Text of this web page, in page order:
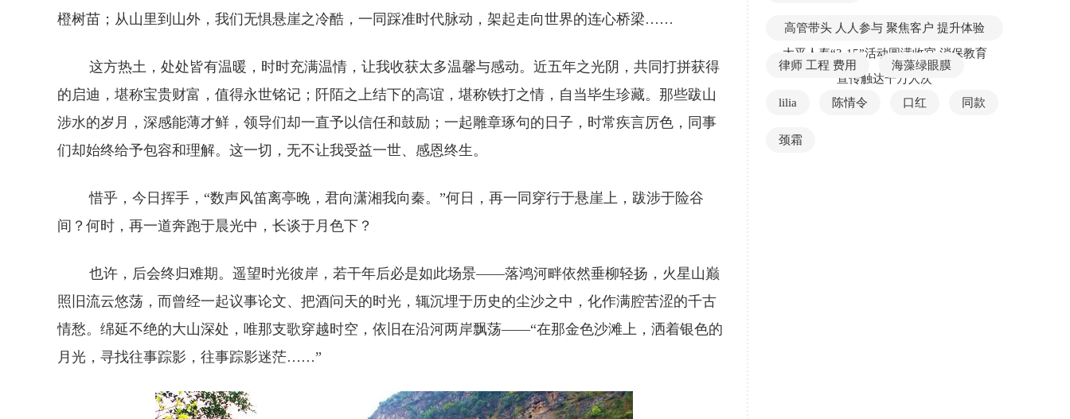
橙树苗；从山里到山外，我们无惧悬崖之冷酷，一同踩准时代脉动，架起走向世界的连心桥梁……
这方热土，处处皆有温暖，时时充满温情，让我收获太多温馨与感动。近五年之光阴，共同打拼获得
的启迪，堪称宝贵财富，值得永世铭记；阡陌之上结下的高谊，堪称铁打之情，自当毕生珍藏。那些跋山
涉水的岁月，深感能薄才鲜，领导们却一直予以信任和鼓励；一起雕章琢句的日子，时常疾言厉色，同事
们却始终给予包容和理解。这一切，无不让我受益一世、感恩终生。
惜乎，今日挥手，“数声风笛离亭晚，君向潇湘我向秦。”何日，再一同穿行于悬崖上，跋涉于险谷
间？何时，再一道奔跑于晨光中，长谈于月色下？
也许，后会终归难期。遥望时光彼岸，若干年后必是如此场景——落鸿河畔依然垂柳轻扬，火星山巅
照旧流云悠荡，而曾经一起议事论文、把酒问天的时光，辄沉埋于历史的尘沙之中，化作满腔苦涩的千古
情愁。绵延不绝的大山深处，唯那支歌穿越时空，依旧在沿河两岸飘荡——“在那金色沙滩上，洒着银色的
月光，寻找往事踪影，往事踪影迷茫……”
高管带头 人人参与 聚焦客户 提升体验
太平人寿“3·15”活动圆满收官 消保教育
宣传触达千万人次
律师 工程 费用 海藻绿眼膜
lilia 陈情令 口红 同款
颈霜